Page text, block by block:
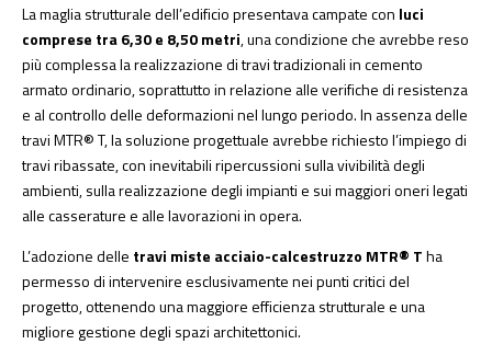
La maglia strutturale dell’edificio presentava campate con luci
comprese tra 6,30 e 8,50 metri, una condizione che avrebbe reso
più complessa la realizzazione di travi tradizionali in cemento
armato ordinario, soprattutto in relazione alle verifiche di resistenza
e al controllo delle deformazioni nel lungo periodo. In assenza delle
travi MTR® T, la soluzione progettuale avrebbe richiesto l’impiego di
travi ribassate, con inevitabili ripercussioni sulla vivibilità degli
ambienti, sulla realizzazione degli impianti e sui maggiori oneri legati
alle casserature e alle lavorazioni in opera.
L’adozione delle travi miste acciaio-calcestruzzo MTR® Tha
permesso di intervenire esclusivamente nei punti critici del
progetto, ottenendo una maggiore efficienza strutturale e una
migliore gestione degli spazi architettonici.